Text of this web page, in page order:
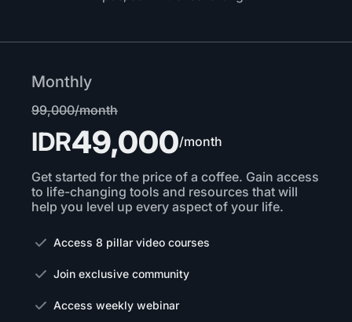
Monthly
99,000/month
IDR49,000/month
Get started for the price of a coffee. Gain access
to life-changing tools and resources that will
help you level up every aspect of your life.
Access 8 pillar video courses
Join exclusive community
Access weekly webinar